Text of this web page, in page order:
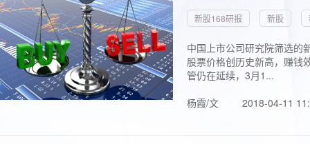
新股168研报 新股
中国上市公司研究院筛选的
股票价格创历史新高，赚钱
管仍在延续，3月1...
杨霞/文
2018-04-11